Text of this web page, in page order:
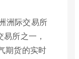
洲际交易所
所之一，
期货的实时